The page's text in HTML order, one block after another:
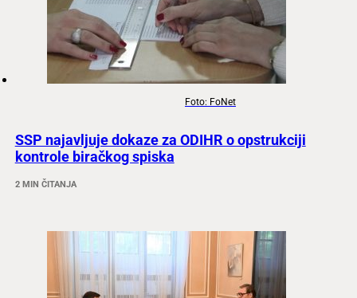
Foto: FoNet
SSP najavljuje dokaze za ODIHR o opstrukciji
kontrole biračkog spiska
2 MIN ČITANJA